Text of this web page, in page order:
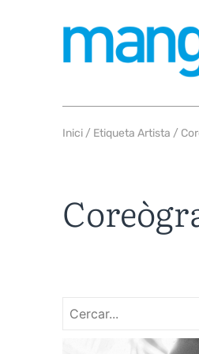
Inici / Etiqueta Artista /